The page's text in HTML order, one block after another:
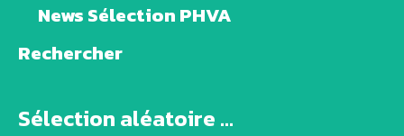
News Sélection PHVA
Rechercher
Sélection aléatoire ...